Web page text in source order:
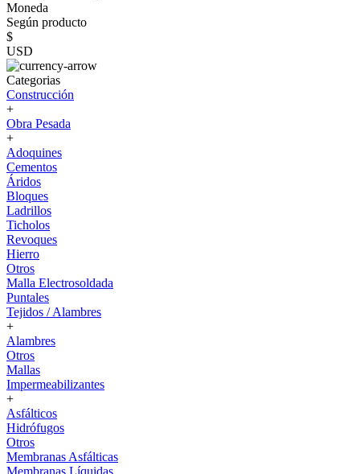
Moneda
Según producto
$
USD
Categorias
Construcción
+
Obra Pesada
+
Adoquines
Cementos
Áridos
Bloques
Ladrillos
Ticholos
Revoques
Hierro
Otros
Malla Electrosoldada
Puntales
Tejidos / Alambres
+
Alambres
Otros
Mallas
Impermeabilizantes
+
Asfálticos
Hidrófugos
Otros
Membranas Asfálticas
Membranas Líquidas